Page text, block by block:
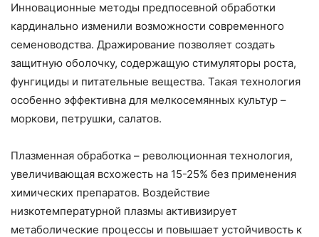
Инновационные методы предпосевной обработки
кардинально изменили возможности современного
семеноводства. Дражирование позволяет создать
защитную оболочку, содержащую стимуляторы роста,
фунгициды и питательные вещества. Такая технология
особенно эффективна для мелкосемянных культур –
моркови, петрушки, салатов.
Плазменная обработка – революционная технология,
увеличивающая всхожесть на 15-25% без применения
химических препаратов. Воздействие
низкотемпературной плазмы активизирует
метаболические процессы и повышает устойчивость к